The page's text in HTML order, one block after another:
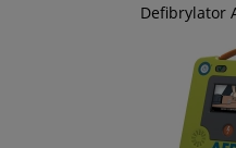
Defibrylator